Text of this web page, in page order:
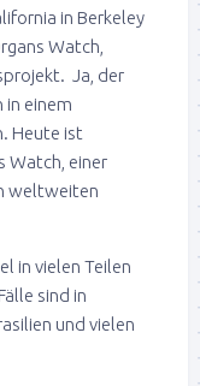
in Berkeley
Watch,
Ja, der
in einem
Heute ist
Watch, einer
weltweiten
in vielen Teilen
sind in
und vielen